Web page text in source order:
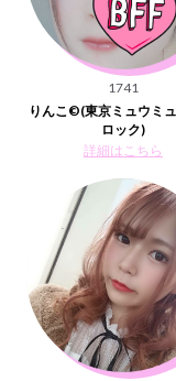
1741
りんこ©︎(東京ミュウミ
ロック)
詳細はこちら